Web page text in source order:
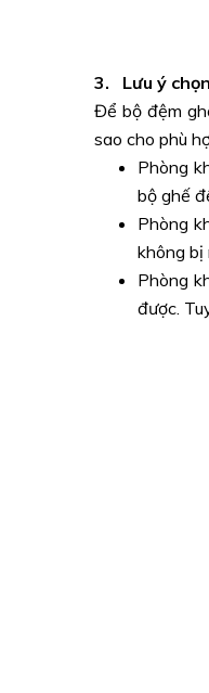
3. Lưu ý
Để bộ đệm
sao cho phù
Phòng
bộ ghế
Phòng
không bị
Phòng
được.